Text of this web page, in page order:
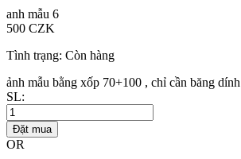
anh mẫu 6
500 CZK
Tình trạng: Còn hàng
ảnh mẫu bằng xốp 70+100 , chỉ cần băng
SL:
Đặt mua
OR